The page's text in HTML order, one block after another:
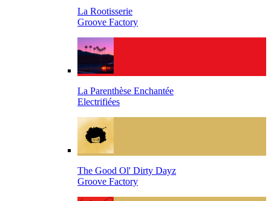
La Rootisserie
Groove Factory
La Parenthèse Enchantée
Electrifiées
The Good Ol' Dirty Dayz
Groove Factory